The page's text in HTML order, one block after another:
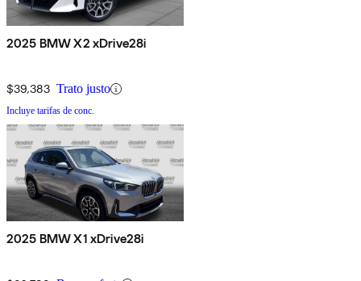
2025 BMW X2 xDrive28i
$39,383 Trato justo
Incluye tarifas de conc.
2025 BMW X1 xDrive28i